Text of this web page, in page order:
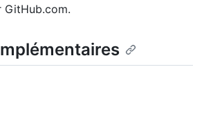
GitHub.com.